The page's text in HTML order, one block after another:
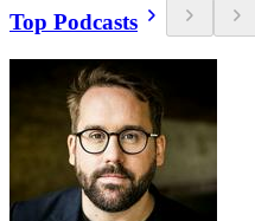
Top Podcasts